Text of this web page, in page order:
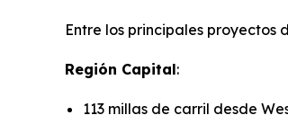
Entre los principales proyectos
Región Capital:
113 millas de carril desde